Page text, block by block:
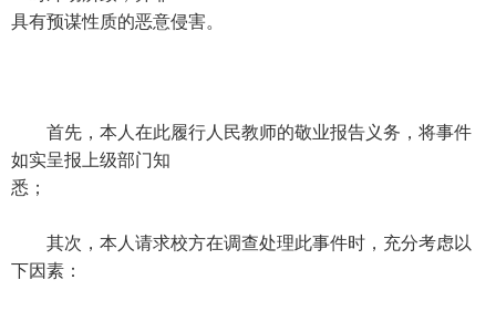
具有预谋性质的恶意侵害。
首先，本人在此履行人民教师的敬业报告义务，将事件
如实呈报上级部门知
悉；
其次，本人请求校方在调查处理此事件时，充分考虑以
下因素：